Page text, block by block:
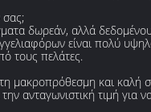
σας;
δωρεάν, αλλά δεδομένου
είναι πολύ
τους πελάτες.
μακροπρόθεσμη και καλή
ανταγωνιστική τιμή